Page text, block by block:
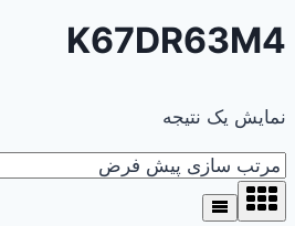
K67DR63M4
نمایش یک نتیجه